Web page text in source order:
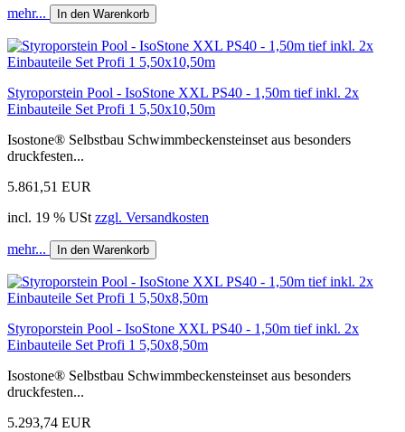
mehr... In den Warenkorb
Styroporstein Pool - IsoStone XXL PS40 - 1,50m tief inkl. 2x
Einbauteile Set Profi 1 5,50x10,50m
Isostone® Selbstbau Schwimmbeckensteinset aus besonders
druckfesten...
5.861,51 EUR
incl. 19 % USt zzgl. Versandkosten
mehr... In den Warenkorb
Styroporstein Pool - IsoStone XXL PS40 - 1,50m tief inkl. 2x
Einbauteile Set Profi 1 5,50x8,50m
Isostone® Selbstbau Schwimmbeckensteinset aus besonders
druckfesten...
5.293,74 EUR